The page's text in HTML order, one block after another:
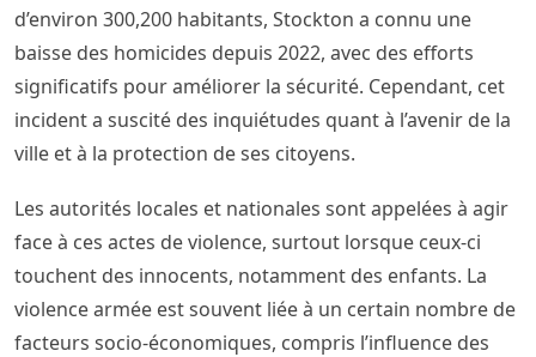
d’environ 300,200 habitants, Stockton a connu une
baisse des homicides depuis 2022, avec des efforts
significatifs pour améliorer la sécurité. Cependant, cet
incident a suscité des inquiétudes quant à l’avenir de la
ville et à la protection de ses citoyens.
Les autorités locales et nationales sont appelées à agir
face à ces actes de violence, surtout lorsque ceux-ci
touchent des innocents, notamment des enfants. La
violence armée est souvent liée à un certain nombre de
facteurs socio-économiques, compris l’influence des